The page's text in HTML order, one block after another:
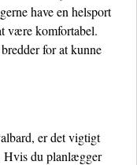
have en helsport
være komfortabel.
for at kunne
er det vigtigt
Hvis du planlægger